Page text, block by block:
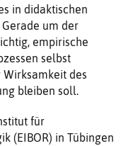
in didaktischen
um der
empirische
selbst
des
bleiben soll.
für
(EIBOR) in Tübingen